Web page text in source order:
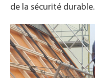
de la sécurité durable.